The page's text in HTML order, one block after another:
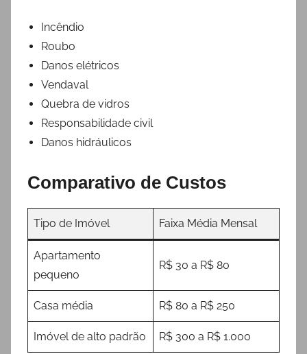
Incêndio
Roubo
Danos elétricos
Vendaval
Quebra de vidros
Responsabilidade civil
Danos hidráulicos
Comparativo de Custos
Tipo de Imóvel Faixa Média Mensal
Apartamento
pequeno
R$ 30 a R$ 80
Casa média R$ 80 a R$ 250
Imóvel de alto padrão R$ 300 a R$ 1.000